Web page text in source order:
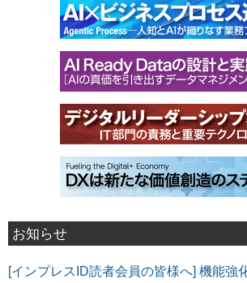
お知らせ
[インプレスID読者会員の皆様へ] 機能強